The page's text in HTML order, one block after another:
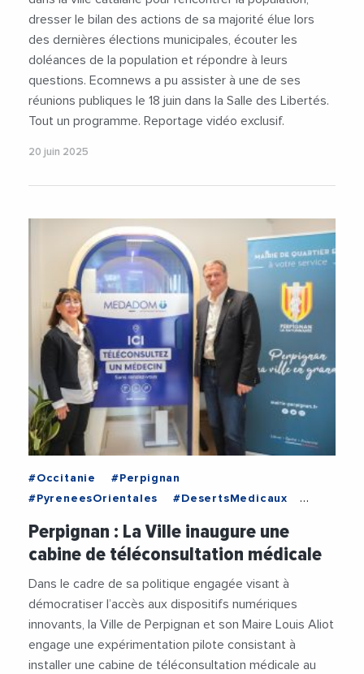
dresser le bilan des actions de sa majorité élue lors
des dernières élections municipales, écouter les
doléances de la population et répondre à leurs
questions. Ecomnews a pu assister à une de ses
réunions publiques le 18 juin dans la Salle des Libertés.
Tout un programme. Reportage vidéo exclusif.
20 juin 2025
#Occitanie
#Perpignan
#PyreneesOrientales
#DesertsMedicaux
#VilleDePerpignan
Perpignan : La Ville inaugure une
cabine de téléconsultation médicale
Dans le cadre de sa politique engagée visant à
démocratiser l’accès aux dispositifs numériques
innovants, la Ville de Perpignan et son Maire Louis Aliot
engage une expérimentation pilote consistant à
installer une cabine de téléconsultation médicale au